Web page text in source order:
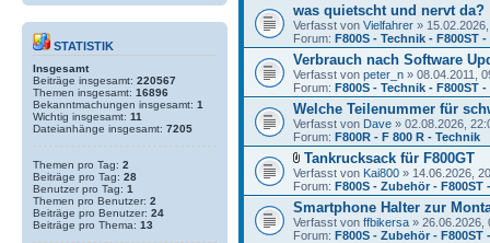
STATISTIK
Insgesamt
Beiträge insgesamt: 220567
Themen insgesamt: 16896
Bekanntmachungen insgesamt: 1
Wichtig insgesamt: 11
Dateianhänge insgesamt: 7205
Themen pro Tag: 2
Beiträge pro Tag: 28
Benutzer pro Tag: 1
Themen pro Benutzer: 2
Beiträge pro Benutzer: 24
Beiträge pro Thema: 13
was quietscht und nervt da?
Verfasst von Vielfahrer »
Forum: F800S - Technik - F800ST -
Verbrauch nach Software
Verfasst von peter_n » 08.04.2011,
Forum: F800S - Technik - F800ST -
Welche Teilenummer für
Verfasst von Dave » 02.08.2026,
Forum: F800R - F 800 R - Technik
Tankrucksack für F800GT
Verfasst von Kai800 » 14.06.2026,
Forum: F800S - Zubehör - F800ST
Smartphone Halter zur
Verfasst von ffbikersa » 26.06.2026,
Forum: F800S - Zubehör - F800ST